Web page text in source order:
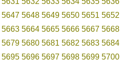
5647 5648 5649 5650 5651 5652
5663 5664 5665 5666 5667 5668
5679 5680 5681 5682 5683 5684
5695 5696 5697 5698 5699 5700